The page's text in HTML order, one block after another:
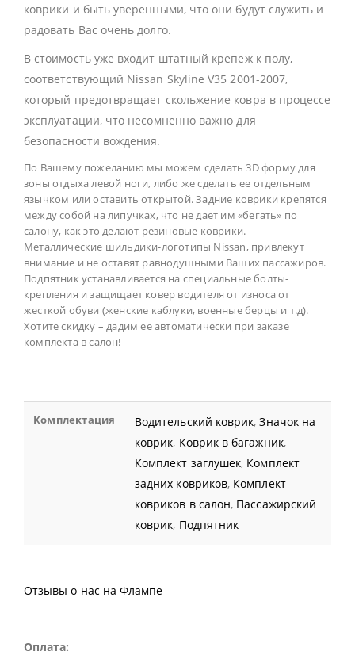
коврики и быть уверенными, что они будут служить и
радовать Вас очень долго.
В стоимость уже входит штатный крепеж к полу,
соответствующий Nissan Skyline V35 2001-2007,
который предотвращает скольжение ковра в процессе
эксплуатации, что несомненно важно для
безопасности вождения.
По Вашему пожеланию мы можем сделать 3D форму для
зоны отдыха левой ноги, либо же сделать ее отдельным
язычком или оставить открытой. Задние коврики крепятся
между собой на липучках, что не дает им «бегать» по
салону, как это делают резиновые коврики.
Металлические шильдики-логотипы Nissan, привлекут
внимание и не оставят равнодушными Ваших пассажиров.
Подпятник устанавливается на специальные болты-
крепления и защищает ковер водителя от износа от
жесткой обуви (женские каблуки, военные берцы и т.д).
Хотите скидку – дадим ее автоматически при заказе
комплекта в салон!
Комплектация Водительский коврик,Значок на
коврик, Коврик в багажник,
Комплект заглушек, Комплект
задних ковриков, Комплект
ковриков в салон, Пассажирский
коврик, Подпятник
Отзывы о нас на Флампе
Оплата: